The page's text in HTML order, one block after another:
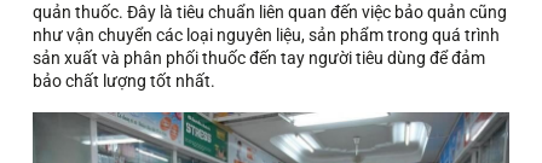
quản thuốc. Đây là tiêu chuẩn liên quan đến việc bảo quản cũng
như vận chuyển các loại nguyên liệu, sản phẩm trong quá trình
sản xuất và phân phối thuốc đến tay người tiêu dùng để đảm
bảo chất lượng tốt nhất.